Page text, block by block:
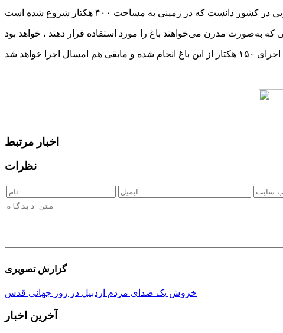
اخبار مرتبط
نظرات
گزارش تصویری
خروش یک صدای مردم اردبیل در روز جهانی قدس
آخرین اخبار